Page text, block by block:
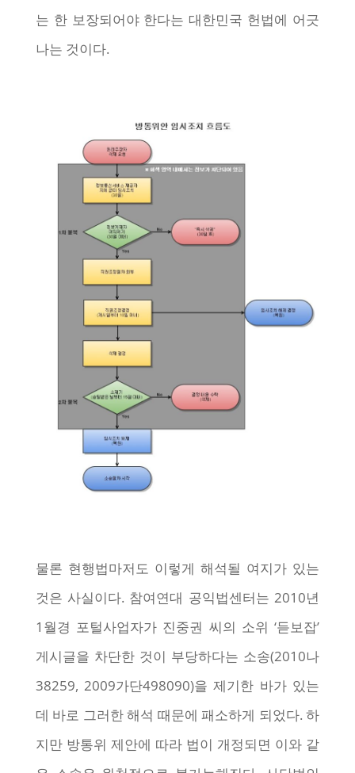
는 한 보장되어야 한다는 대한민국 헌법에 어긋
나는 것이다.
물론 현행법마저도 이렇게 해석될 여지가 있는
것은 사실이다. 참여연대 공익법센터는 2010년
1월경 포털사업자가 진중권 씨의 소위 ‘듣보잡’
게시글을 차단한 것이 부당하다는 소송(2010나
38259, 2009가단498090)을 제기한 바가 있는
데 바로 그러한 해석 때문에 패소하게 되었다. 하
지만 방통위 제안에 따라 법이 개정되면 이와 같